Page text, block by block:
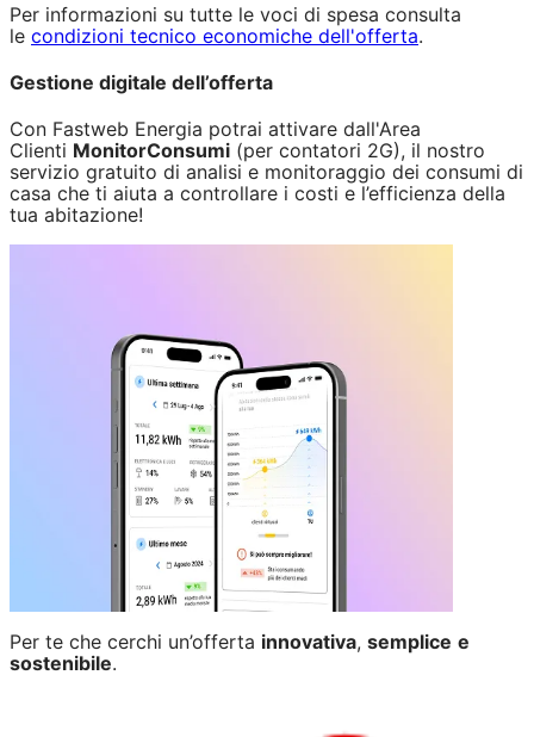
Per informazioni su tutte le voci di spesa consulta
le condizioni tecnico economiche dell'offerta.
Gestione digitale dell’offerta
Con Fastweb Energia potrai attivare dall'Area
Clienti MonitorConsumi (per contatori 2G), il nostro
servizio gratuito di analisi e monitoraggio dei consumi di
casa che ti aiuta a controllare i costi e l’efficienza della
tua abitazione!
Per te che cerchi un’offerta innovativa, semplice e
sostenibile.